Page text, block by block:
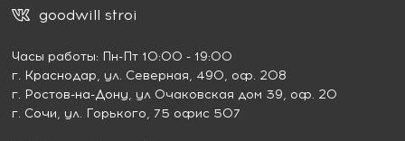
goodwill stroi
Часы работы: Пн-Пт 10:00 - 19:00
г. Краснодар, ул. Северная, 490, оф. 208
г. Ростов-на-Дону, ул Очаковская дом 39, оф. 20
г. Сочи, ул. Горького, 75 офис 507